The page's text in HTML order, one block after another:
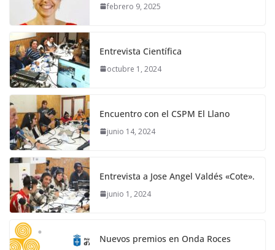
febrero 9, 2025
Entrevista Científica
octubre 1, 2024
Encuentro con el CSPM El Llano
junio 14, 2024
Entrevista a Jose Angel Valdés «Cote».
junio 1, 2024
Nuevos premios en Onda Roces